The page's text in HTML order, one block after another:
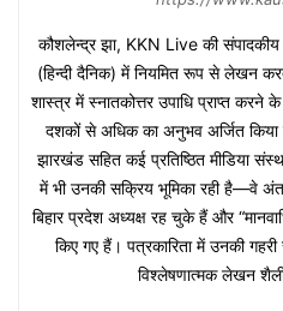
कौशलेन्द्र झा, KKN Live की
(हिन्दी दैनिक) में नियमित रूप से लेखन करते
शास्त्र में स्नातकोत्तर उपाधि प्राप्त करने
दशकों से अधिक का अनुभव अर्जित किया
झारखंड सहित कई प्रतिष्ठित मीडिया
में भी उनकी सक्रिय भूमिका रही है—वे
बिहार प्रदेश अध्यक्ष रह चुके हैं और
किए गए हैं। पत्रकारिता में उनकी
विश्लेषणात्मक लेखन शैली